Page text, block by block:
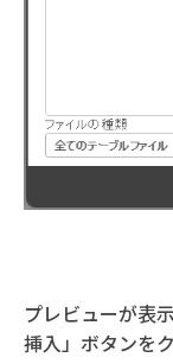
プレビューが表
挿入」ボタンを